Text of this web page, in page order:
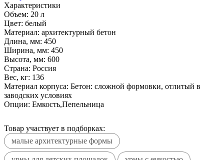
Характеристики
Объем: 20 л
Цвет: белый
Материал: архитектурный бетон
Длина, мм: 450
Ширина, мм: 450
Высота, мм: 600
Страна: Россия
Вес, кг: 136
Материал корпуса: Бетон: сложной формовки, отлитый в
заводских условиях
Опции: Емкость,Пепельница
Товар участвует в подборках:
малые архитектурные формы